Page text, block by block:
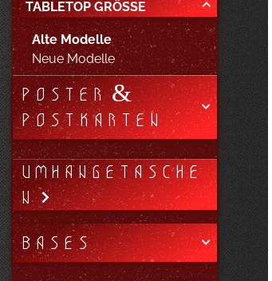
TABLETOP GRÖSSE
Alte Modelle
Neue Modelle
POSTER &
POSTKARTEN
UMHÄNGETASCHE
N
BASES